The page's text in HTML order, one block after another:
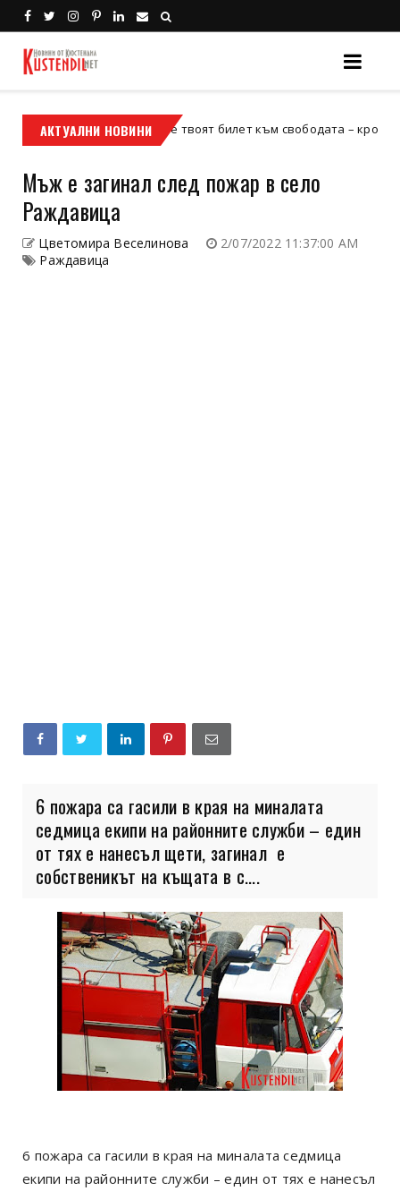
АКТУАЛНИ НОВИНИ
мотор Кой е твоят билет към свободата – кросовият
Мъж е загинал след пожар в село
Раждавица
Цветомира Веселинова
2/07/2022 11:37:00 AM
Раждавица
6 пожара са гасили в края на миналата
седмица екипи на районните служби – един
от тях е нанесъл щети, загинал е
собственикът на къщата в с....
6 пожара са гасили в края на миналата седмица
екипи на районните служби – един от тях е нанесъл